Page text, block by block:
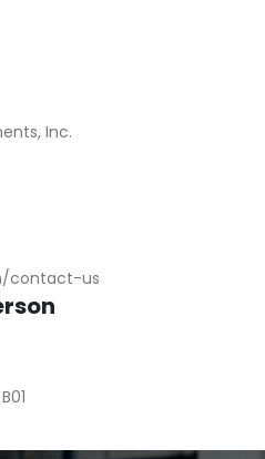
Inc.
contact-us